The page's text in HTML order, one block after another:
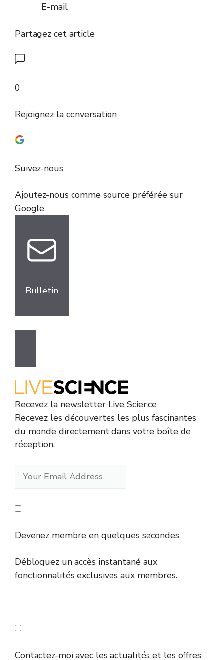
E-mail
Partagez cet article
0
Rejoignez la conversation
Suivez-nous
Ajoutez-nous comme source préférée sur
Google
Bulletin
Recevez la newsletter Live Science
Recevez les découvertes les plus fascinantes
du monde directement dans votre boîte de
réception.
Devenez membre en quelques secondes
Débloquez un accès instantané aux
fonctionnalités exclusives aux membres.
Contactez-moi avec les actualités et les offres